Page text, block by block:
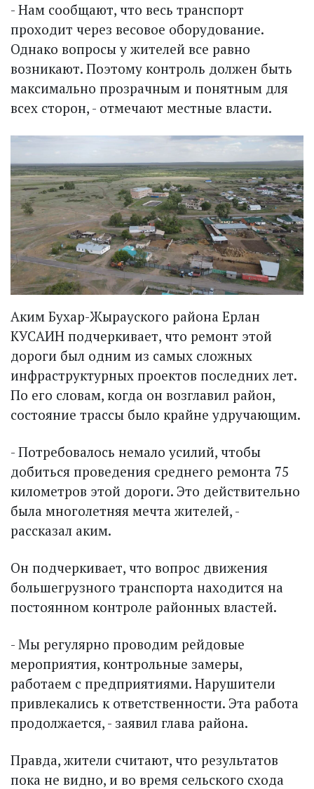
- Нам сообщают, что весь транспорт
проходит через весовое оборудование.
Однако вопросы у жителей все равно
возникают. Поэтому контроль должен быть
максимально прозрачным и понятным для
всех сторон, - отмечают местные власти.
Аким Бухар-Жырауского района Ерлан
КУСАИН подчеркивает, что ремонт этой
дороги был одним из самых сложных
инфраструктурных проектов последних лет.
По его словам, когда он возглавил район,
состояние трассы было крайне удручающим.
- Потребовалось немало усилий, чтобы
добиться проведения среднего ремонта 75
километров этой дороги. Это действительно
была многолетняя мечта жителей, -
рассказал аким.
Он подчеркивает, что вопрос движения
большегрузного транспорта находится на
постоянном контроле районных властей.
- Мы регулярно проводим рейдовые
мероприятия, конт­рольные замеры,
работаем с предприятиями. Нарушители
привлекались к ответственности. Эта работа
продолжается, - заявил глава района.
Правда, жители считают, что результатов
пока не видно, и во время сельского схода